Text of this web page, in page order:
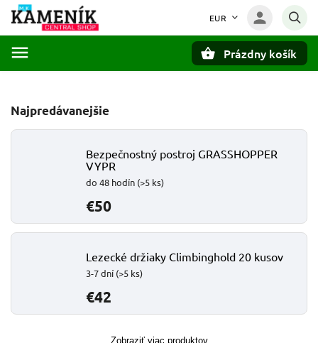
EUR
Prázdny košík
Najpredávanejšie
Bezpečnostný postroj GRASSHOPPER
VYPR
do 48 hodín (>5 ks)
€50
Lezecké držiaky Climbinghold 20 kusov
3-7 dní (>5 ks)
€42
Zobraziť viac produktov